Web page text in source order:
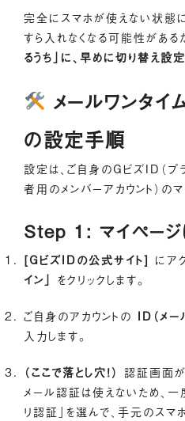
完全にスマホが使えない状態
すら入れなくなる可能性がある
るうち」に、早めに切り替え設
メールワンタイ
の設定手順
設定は、ご自身のGビズID（プ
者用のメンバーアカウント）の
Step 1: マイページ
[GビズIDの公式サイト] にア
イン」 をクリックします。
ご自身のアカウントの ID（メー
入力します。
（ここで落とし穴！） 認証画面が
メール認証は使えないため、一
リ認証」を選んで、手元のスマ